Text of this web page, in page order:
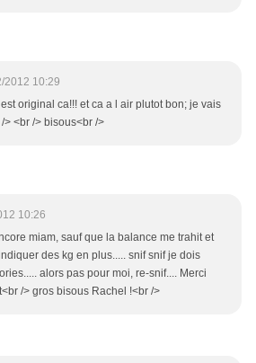
2012 10:29
original ca!!! et ca a l air plutot bon; je vais
> <br /> bisous<br />
10:26
miam, sauf que la balance me trahit et
des kg en plus..... snif snif je dois
alors pas pour moi, re-snif.... Merci
/> gros bisous Rachel !<br />